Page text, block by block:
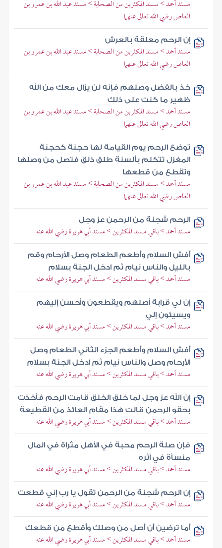
مسند أحمد > مسند المكثرين من الصحابة > مسند عبد الله بن عمرو بن
العاص رضي الله تعالى عنهما
إن الرحم معلقة بالعرش
مسند أحمد > مسند المكثرين من الصحابة > مسند عبد الله بن عمرو بن
العاص رضي الله تعالى عنهما
خذ بالفضل وصلهم فإنه لن يزال معك من الله
ظهير ما كنت على ذلك
مسند أحمد > مسند المكثرين من الصحابة > مسند عبد الله بن عمرو بن
العاص رضي الله تعالى عنهما
توضع الرحم يوم القيامة لها حجنة كحجنة
المغزل تتكلم بألسنة طلق ذلق فتصل من وصلها
وتقطع من قطعها
مسند أحمد > مسند المكثرين من الصحابة > مسند عبد الله بن عمرو بن
العاص رضي الله تعالى عنهما
الرحم شجنة من الرحمن عز وجل
مسند أحمد > باقي مسند المكثرين > مسند أبي هريرة رضي الله عنه
أفش السلام وأطعم الطعام وصل الأرحام وقم
بالليل والناس نيام ثم ادخل الجنة بسلام
مسند أحمد > باقي مسند المكثرين > مسند أبي هريرة رضي الله عنه
إن لي قرابة أصلهم ويقطعون وأحسن إليهم
ويسيئون إلي
مسند أحمد > باقي مسند المكثرين > مسند أبي هريرة رضي الله عنه
أفش السلام وأطعم الجزء الثاني الطعام وصل
الأرحام وصل والناس نيام ثم ادخل الجنة بسلام
مسند أحمد > باقي مسند المكثرين > مسند أبي هريرة رضي الله عنه
إن الله عز وجل لما خلق الخلق قامت الرحم فأخذت
بحقو الرحمن قالت هذا مقام العائذ من القطيعة
مسند أحمد > باقي مسند المكثرين > مسند أبي هريرة رضي الله عنه
فإن صلة الرحم محبة في الأهل مثراة في المال
منسأة في أثره
مسند أحمد > باقي مسند المكثرين > مسند أبي هريرة رضي الله عنه
إن الرحم شجنة من الرحمن تقول يا رب إني قطعت
مسند أحمد > باقي مسند المكثرين > مسند أبي هريرة رضي الله عنه
أما ترضين أن أصل من وصلك وأقطع من قطعك
مسند أحمد > باقي مسند المكثرين > مسند أبي هريرة رضي الله عنه